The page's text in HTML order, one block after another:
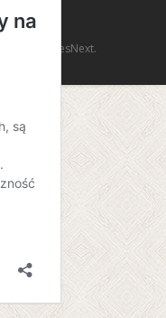
by TemplatesNext.